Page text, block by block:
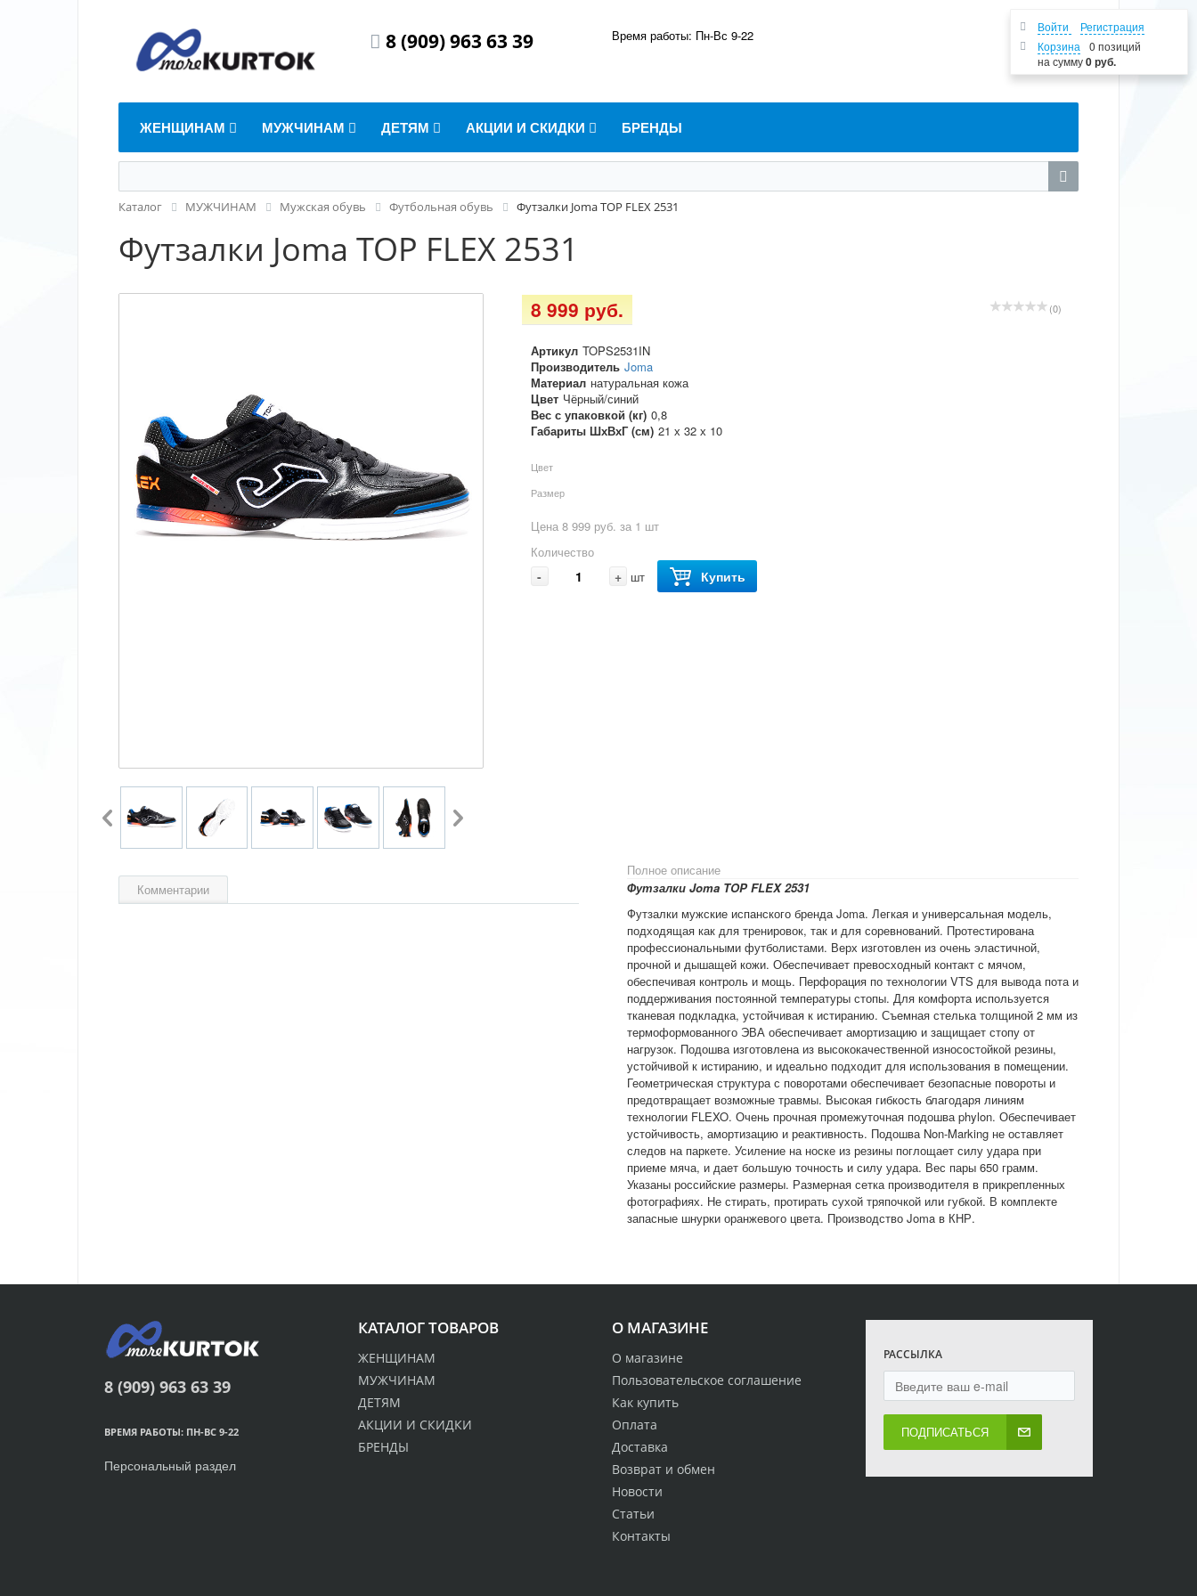
8 (909) 963 63 39 Время работы: Пн-Вс 9-22
Войти
Регистрация
Корзина
0 позиций
на сумму0 руб.
ЖЕНЩИНАМ МУЖЧИНАМ ДЕТЯМ АКЦИИ И СКИДКИ БРЕНДЫ
Каталог МУЖЧИНАМ Мужская обувь Футбольная обувь Футзалки Joma TOP FLEX 2531
Футзалки Joma TOP FLEX 2531
(0)
8 999 руб.
Артикул TOPS2531IN
Производитель Joma
Материал натуральная кожа
Цвет Чёрный/синий
Вес с упаковкой (кг) 0,8
Габариты ШхВхГ (см) 21 х 32 х 10
Цвет
Размер
Цена 8 999 руб. за 1 шт
Количество
- + шт Купить
Полное описание
Футзалки Joma TOP FLEX 2531
Футзалки мужские испанского бренда Joma. Легкая и универсальная модель,
подходящая как для тренировок, так и для соревнований. Протестирована
профессиональными футболистами. Верх изготовлен из очень эластичной,
прочной и дышащей кожи. Обеспечивает превосходный контакт с мячом,
обеспечивая контроль и мощь. Перфорация по технологии VTS для вывода пота и
поддерживания постоянной температуры стопы. Для комфорта используется
тканевая подкладка, устойчивая к истиранию. Съемная стелька толщиной 2 мм из
термоформованного ЭВА обеспечивает амортизацию и защищает стопу от
нагрузок. Подошва изготовлена из высококачественной износостойкой резины,
устойчивой к истиранию, и идеально подходит для использования в помещении.
Геометрическая структура с поворотами обеспечивает безопасные повороты и
предотвращает возможные травмы. Высокая гибкость благодаря линиям
технологии FLEXO. Очень прочная промежуточная подошва phylon. Обеспечивает
устойчивость, амортизацию и реактивность. Подошва Non-Marking не оставляет
следов на паркете. Усиление на носке из резины поглощает силу удара при
приеме мяча, и дает большую точность и силу удара. Вес пары 650 грамм.
Указаны российские размеры. Размерная сетка производителя в прикрепленных
фотографиях. Не стирать, протирать сухой тряпочкой или губкой. В комплекте
запасные шнурки оранжевого цвета. Производство Joma в КНР.
Комментарии
О МАГАЗИНЕ
О магазине
Пользовательское соглашение
Как купить
Оплата
Доставка
Возврат и обмен
Новости
Статьи
Контакты
КАТАЛОГ ТОВАРОВ
ЖЕНЩИНАМ
МУЖЧИНАМ
ДЕТЯМ
АКЦИИ И СКИДКИ
БРЕНДЫ
РАССЫЛКА
ПОДПИСАТЬСЯ
8 (909) 963 63 39
ВРЕМЯ РАБОТЫ: ПН-ВС 9-22
Персональный раздел